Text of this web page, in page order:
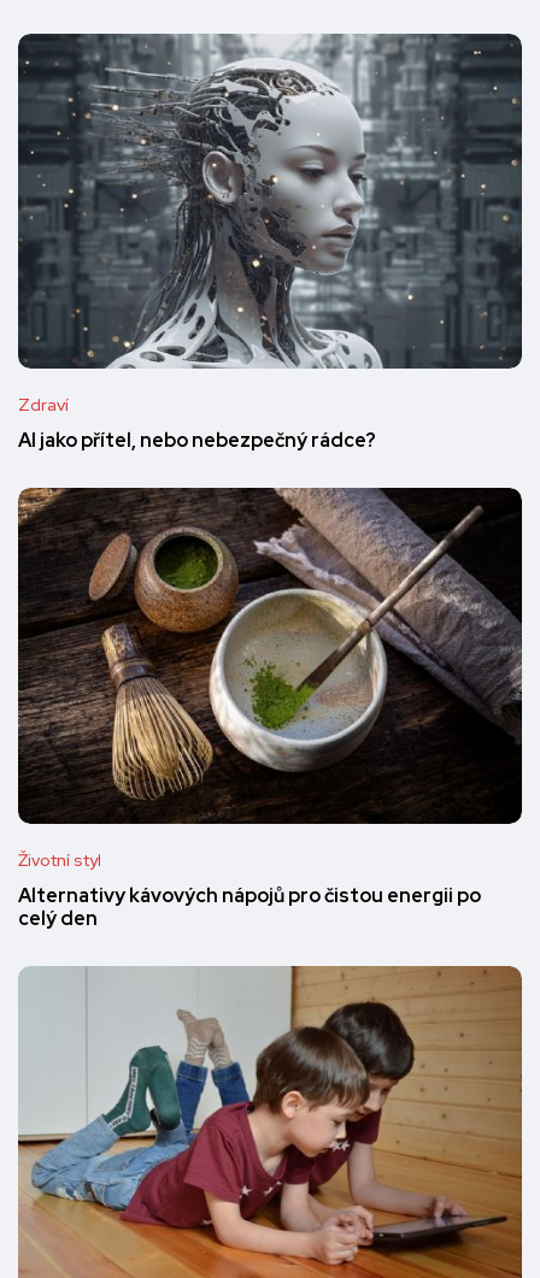
Zdraví
AI jako přítel, nebo nebezpečný rádce?
Životní styl
Alternativy kávových nápojů pro čistou energii po
celý den